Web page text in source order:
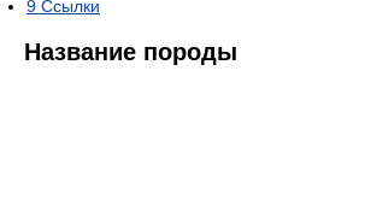
9 Ссылки
Название породы